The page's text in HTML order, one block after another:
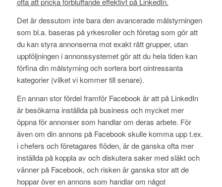
Det är dessutom inte bara den avancerade målstyrningen
som bl.a. baseras på yrkesroller och företag som gör att
du kan styra annonserna mot exakt rätt grupper, utan
uppföljningen i annonssystemet gör att du hela tiden kan
förfina din målstyrning och sortera bort ointressanta
kategorier (vilket vi kommer till senare).
En annan stor fördel framför Facebook är att på LinkedIn
är besökarna inställda på business och mycket mer
öppna för annonser som handlar om deras arbete. För
även om din annons på Facebook skulle komma upp t.ex.
i chefers och företagares flöden, är de ganska ofta mer
inställda på koppla av och diskutera saker med släkt och
vänner på Facebook, och risken är ganska stor att de
hoppar över en annons som handlar om något